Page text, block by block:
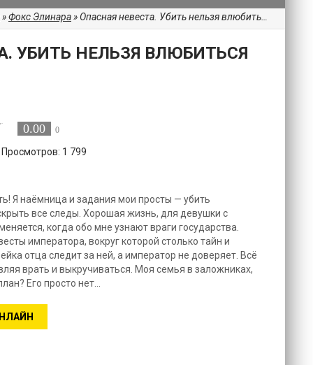
»Фокс Элинара» Опасная невеста. Убить нельзя влюбиться (СИ)
УБИТЬ НЕЛЬЗЯ ВЛЮБИТЬСЯ
0.00 0
1 799
Я наёмница и задания мои просты — убить
все следы. Хорошая жизнь, для девушки с
когда обо мне узнают враги государства.
императора, вокруг которой столько тайн и
отца следит за ней, а император не доверяет. Всё
врать и выкручиваться. Моя семья в заложниках,
Его просто нет…